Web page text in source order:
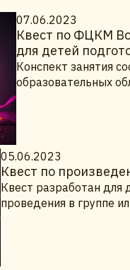
07.06.2023
Квест по ФЦКМ
для детей
Конспект занятия
образовательных
05.06.2023
Квест по
Квест разработан для
проведения в группе